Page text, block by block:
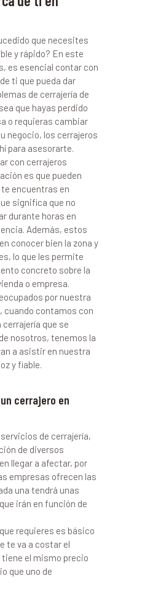
que necesites
y rápido? En este
es esencial contar con
ti que pueda dar
de cerrajería de
que hayas perdido
o requieras cambiar
negocio, los cerrajeros
para asesorarte.
con cerrajeros
es que pueden
encuentras en
significa que no
durante horas en
Además, estos
conocer bien la zona y
lo que les permite
concreto sobre la
o empresa.
por nuestra
cuando contamos con
que se
nosotros, tenemos la
a asistir en nuestra
y fiable.
cerrajero en
de cerrajería,
de diversos
llegar a afectar, por
empresas ofrecen las
una tendrá unas
irán en función de
requieres es básico
te va a costar el
tiene el mismo precio
que uno de